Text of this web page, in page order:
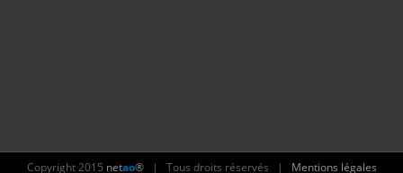
Copyright 2015 netao®| Tous droits réservés | Mentions légales